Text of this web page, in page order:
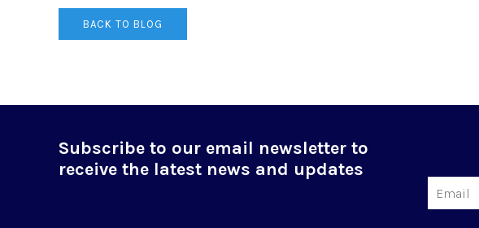
BACK TO BLOG
Subscribe to our email newsletter to
receive the latest news and updates